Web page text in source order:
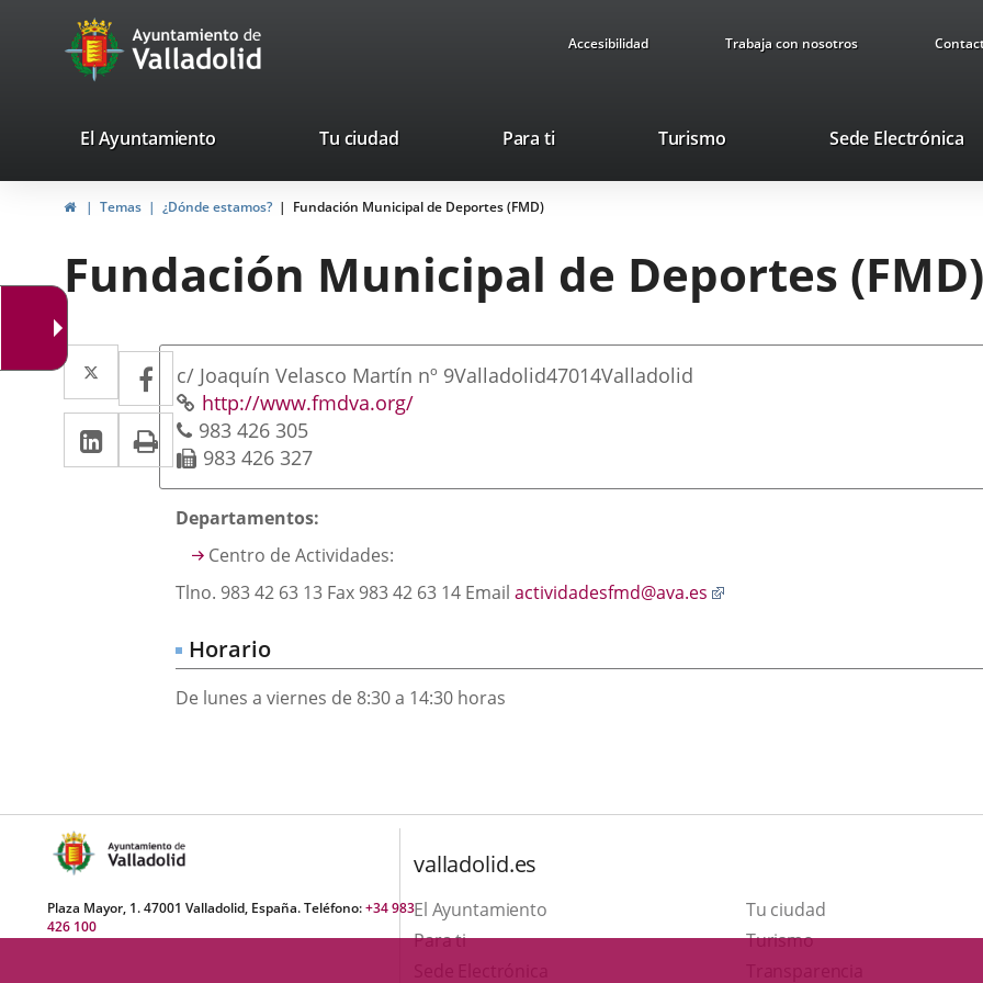
Portal
Web
Ayuntamiento
de
Accesibilidad Trabaja con nosotros
valladolid.es
El Ayuntamiento Tu ciudad Para ti TurismoEste
se
ventana
Sede Electrónica
InicioTemas ¿Dónde estamos? Fundación Municipal de Deportes (FMD)
Fundación Municipal de Deportes (FMD)
Twitter
Enlace
a
una
aplicación
externa.
Facebook
Enlace
a
una
aplicación
externa.
LinkedIn
Enlace
a
aplicación
externa.
Imprimir
Dirección
Dirección
postal
c/ Joaquín Velasco Martín nº 9Valladolid47014Valladolid
Página
Web
http://www.fmdva.org/Enlace
aplicación
Teléfonos
983 426 305
Fax
983 426 327
Descripción
Departamentos:
Centro de Actividades:
Tlno. 983 42 63 13 Fax 983 42 63 14 Emailactividadesfmd@ava.es
aplicación
Horario
De lunes a viernes de 8:30 a 14:30 horas
Plaza Mayor, 1. 47001 Valladolid, España. Teléfono:+34 983
426 100
valladolid.es
El Ayuntamiento
Tu ciudad
Para ti
TurismoEste